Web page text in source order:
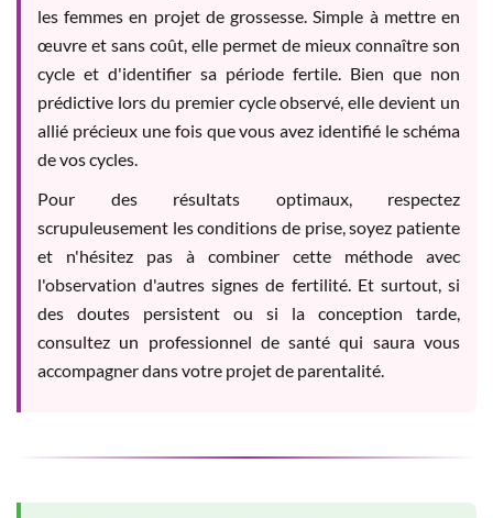
les femmes en projet de grossesse. Simple à mettre en
œuvre et sans coût, elle permet de mieux connaître son
cycle et d'identifier sa période fertile. Bien que non
prédictive lors du premier cycle observé, elle devient un
allié précieux une fois que vous avez identifié le schéma
de vos cycles.
Pour des résultats optimaux, respectez
scrupuleusement les conditions de prise, soyez patiente
et n'hésitez pas à combiner cette méthode avec
l'observation d'autres signes de fertilité. Et surtout, si
des doutes persistent ou si la conception tarde,
consultez un professionnel de santé qui saura vous
accompagner dans votre projet de parentalité.